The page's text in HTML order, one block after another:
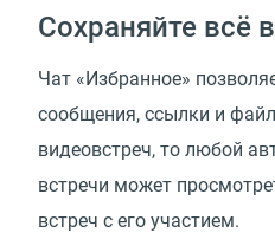
Сохраняйте всё
Чат «Избранное»
сообщения, ссылки и
видеовстреч, то любой
встречи может
встреч с его участием.